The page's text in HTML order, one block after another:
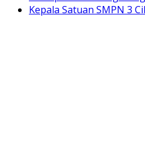
Kepala Satuan SMPN 3